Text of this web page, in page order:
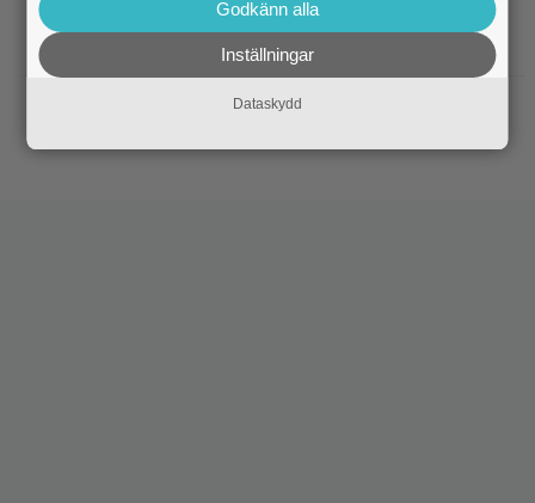
TV-tips
På TV ikväll: Bortglömda thrillern som
Harrison Ford är stolt över: ”Bra film”
På tv ikväll: Mads Mikkelsen super till
Godkänn alla
Inställningar
Dataskydd